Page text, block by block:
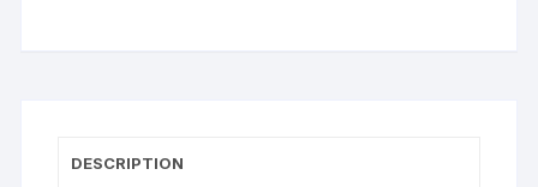
DESCRIPTION